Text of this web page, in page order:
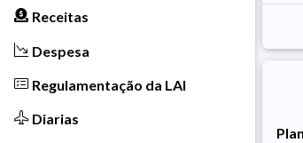
Receitas
Despesa
Regulamentação da LAI
Diarias